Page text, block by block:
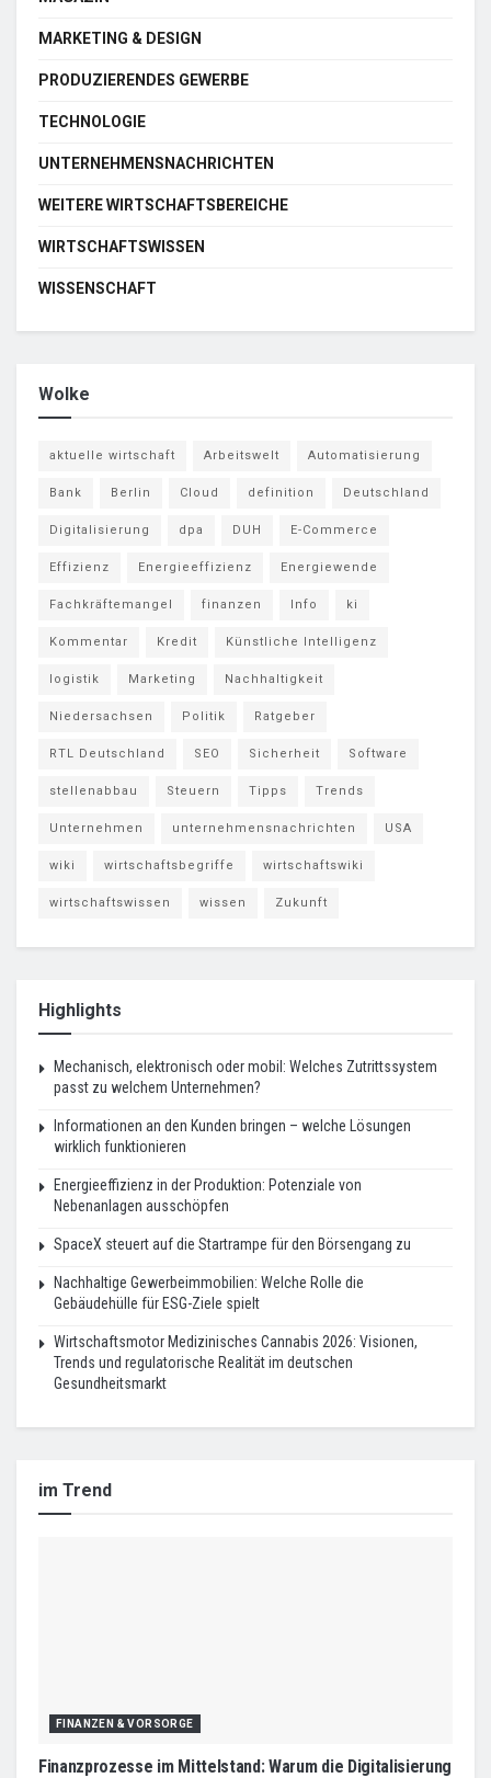
MARKETING & DESIGN
PRODUZIERENDES GEWERBE
TECHNOLOGIE
UNTERNEHMENSNACHRICHTEN
WEITERE WIRTSCHAFTSBEREICHE
WIRTSCHAFTSWISSEN
WISSENSCHAFT
Wolke
aktuelle wirtschaft Arbeitswelt Automatisierung
Bank Berlin Cloud definition Deutschland
Digitalisierung dpa DUH E-Commerce
Effizienz Energieeffizienz Energiewende
Fachkräftemangel finanzen Info ki
Kommentar Kredit Künstliche Intelligenz
logistik Marketing Nachhaltigkeit
Niedersachsen Politik Ratgeber
RTL Deutschland SEO Sicherheit Software
stellenabbau Steuern Tipps Trends
Unternehmen unternehmensnachrichten USA
wiki wirtschaftsbegriffe wirtschaftswiki
wirtschaftswissen wissen Zukunft
Highlights
Mechanisch, elektronisch oder mobil: Welches Zutrittssystem
passt zu welchem Unternehmen?
Informationen an den Kunden bringen – welche Lösungen
wirklich funktionieren
Energieeffizienz in der Produktion: Potenziale von
Nebenanlagen ausschöpfen
SpaceX steuert auf die Startrampe für den Börsengang zu
Nachhaltige Gewerbeimmobilien: Welche Rolle die
Gebäudehülle für ESG-Ziele spielt
Wirtschaftsmotor Medizinisches Cannabis 2026: Visionen,
Trends und regulatorische Realität im deutschen
Gesundheitsmarkt
im Trend
FINANZEN & VORSORGE
Finanzprozesse im Mittelstand: Warum die Digitalisierung